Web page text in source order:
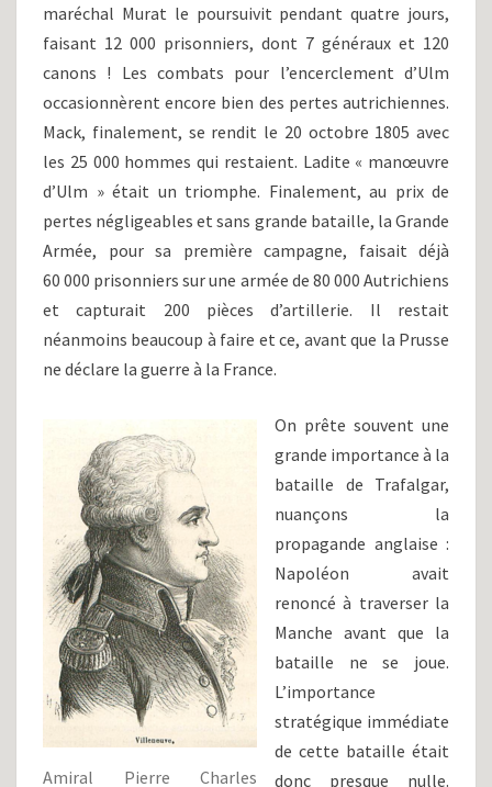
maréchal Murat le poursuivit pendant quatre jours,
faisant 12 000 prisonniers, dont 7 généraux et 120
canons ! Les combats pour l’encerclement d’Ulm
occasionnèrent encore bien des pertes autrichiennes.
Mack, finalement, se rendit le 20 octobre 1805 avec
les 25 000 hommes qui restaient. Ladite « manœuvre
d’Ulm » était un triomphe. Finalement, au prix de
pertes négligeables et sans grande bataille, la Grande
Armée, pour sa première campagne, faisait déjà
60 000 prisonniers sur une armée de 80 000 Autrichiens
et capturait 200 pièces d’artillerie. Il restait
néanmoins beaucoup à faire et ce, avant que la Prusse
ne déclare la guerre à la France.
Amiral Pierre Charles
On prête souvent une
grande importance à la
bataille de Trafalgar,
nuançons la
propagande anglaise :
Napoléon avait
renoncé à traverser la
Manche avant que la
bataille ne se joue.
L’importance
stratégique immédiate
de cette bataille était
donc presque nulle.